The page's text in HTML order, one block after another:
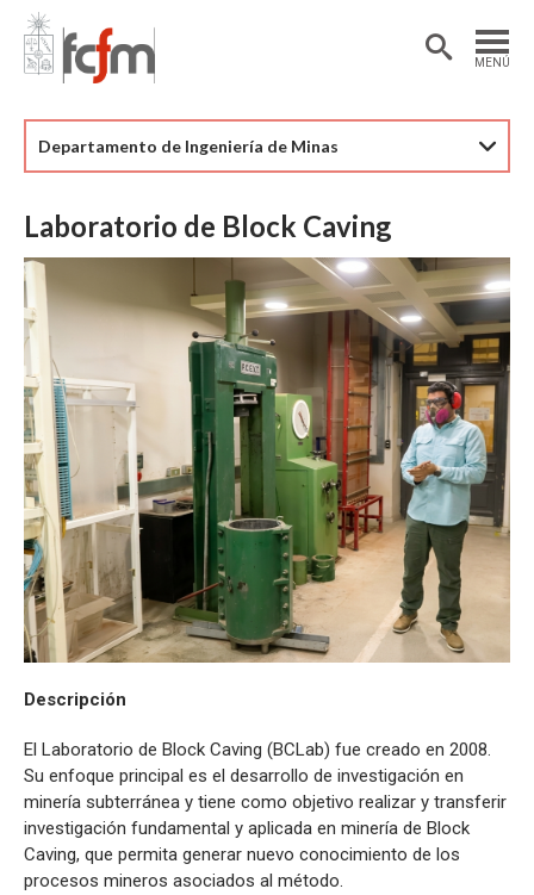
MENÚ
Estudiantes
Académicas/os
Departamento de Ingeniería de Minas
Laboratorio de Block Caving
Descripción
El Laboratorio de Block Caving (BCLab) fue creado en 2008.
Su enfoque principal es el desarrollo de investigación en
minería subterránea y tiene como objetivo realizar y transferir
investigación fundamental y aplicada en minería de Block
Caving, que permita generar nuevo conocimiento de los
procesos mineros asociados al método.